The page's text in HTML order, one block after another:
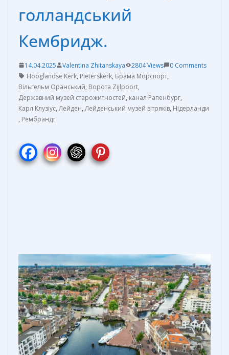
голландський
Кембридж.
14.04.2025 Valentina Zhitanskaya 2804 Views
0 Comments
Hooglandse Kerk, Pieterskerk, Брама Морспорт,
Вільгельм Оранський, Ворота Zijlpoort,
Державний музей старожитностей, канал Рапенбург,
Карл Клузіус,Лейден,Лейденський музей вітряків, Нідерланди
, Рембрандт